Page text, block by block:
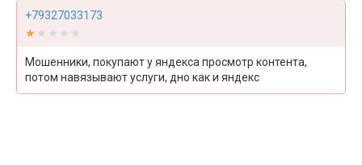
+79327033173
★★★★★
★★★★★
Мошенники, покупают у яндекса просмотр контента,
потом навязывают услуги, дно как и яндекс